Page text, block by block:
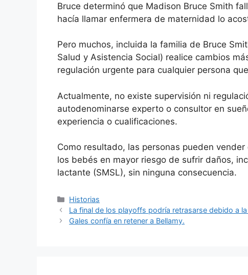
Bruce determinó que Madison Bruce Smith
hacía llamar enfermera de maternidad lo
Pero muchos, incluida la familia de Bruce
Salud y Asistencia Social) realice cambios
regulación urgente para cualquier persona
Actualmente, no existe supervisión ni
autodenominarse experto o consultor en
experiencia o cualificaciones.
Como resultado, las personas pueden
los bebés en mayor riesgo de sufrir daños,
lactante (SMSL), sin ninguna consecuencia.
Categorías
Historias
La final de los playoffs podría retrasarse debido a
Gales confía en retener a Bellamy.